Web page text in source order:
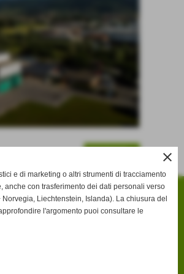
close
e di marketing o altri strumenti di tracciamento
con trasferimento dei dati personali verso
Liechtenstein, Islanda). La chiusura del
l'argomento puoi consultare le